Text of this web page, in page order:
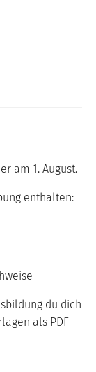
am 1. August.
enthalten:
du dich
als PDF